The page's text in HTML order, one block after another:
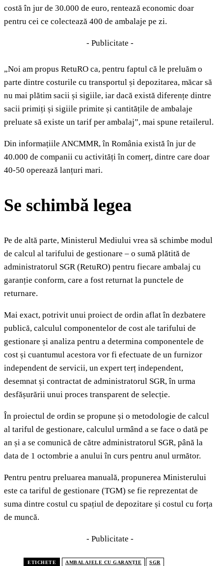
costă în jur de 30.000 de euro, rentează economic doar
pentru cei ce colectează 400 de ambalaje pe zi.
- Publicitate -
„Noi am propus RetuRO ca, pentru faptul că le preluăm o
parte dintre costurile cu transportul și depozitarea, măcar să
nu mai plătim sacii și sigiile, iar dacă există diferențe dintre
sacii primiți și sigiile primite și cantitățile de ambalaje
preluate să existe un tarif per ambalaj”, mai spune retailerul.
Din informațiile ANCMMR, în România există în jur de
40.000 de companii cu activități în comerț, dintre care doar
40-50 operează lanțuri mari.
Se schimbă legea
Pe de altă parte, Ministerul Mediului vrea să schimbe modul
de calcul al tarifului de gestionare – o sumă plătită de
administratorul SGR (RetuRO) pentru fiecare ambalaj cu
garanție conform, care a fost returnat la punctele de
returnare.
Mai exact, potrivit unui proiect de ordin aflat în dezbatere
publică, calculul componentelor de cost ale tarifului de
gestionare și analiza pentru a determina componentele de
cost și cuantumul acestora vor fi efectuate de un furnizor
independent de servicii, un expert terț independent,
desemnat și contractat de administratorul SGR, în urma
desfășurării unui proces transparent de selecție.
În proiectul de ordin se propune și o metodologie de calcul
al tariful de gestionare, calculul urmând a se face o dată pe
an și a se comunică de către administratorul SGR, până la
data de 1 octombrie a anului în curs pentru anul următor.
Pentru pentru preluarea manuală, propunerea Ministerului
este ca tariful de gestionare (TGM) se fie reprezentat de
suma dintre costul cu spațiul de depozitare și costul cu forța
de muncă.
- Publicitate -
ETICHETE AMBALAJELE CU GARANȚIE SGR